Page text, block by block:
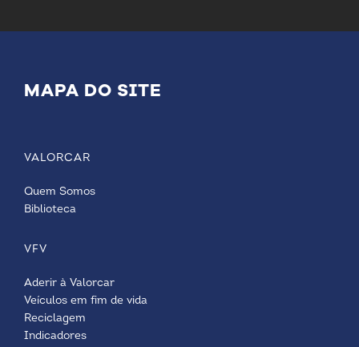
MAPA DO SITE
VALORCAR
Quem Somos
Biblioteca
VFV
Aderir à Valorcar
Veículos em fim de vida
Reciclagem
Indicadores